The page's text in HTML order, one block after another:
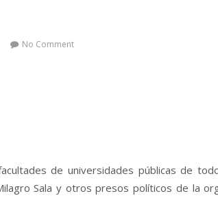
No Comment
de universidades públicas de
Sala y otros presos políticos de la